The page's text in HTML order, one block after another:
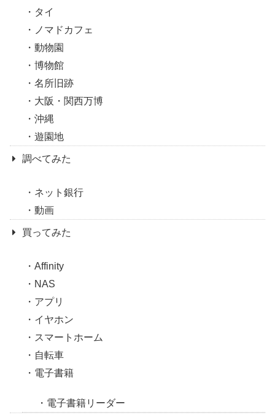
タイ
ノマドカフェ
動物園
博物館
名所旧跡
大阪・関西万博
沖縄
遊園地
調べてみた
ネット銀行
動画
買ってみた
Affinity
NAS
アプリ
イヤホン
スマートホーム
自転車
電子書籍
電子書籍リーダー